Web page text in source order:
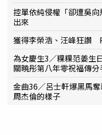
控單依純侵權「卻遭吳
出來
獲得李榮浩、汪峰狂讚
為女慶生3／粿粿范姜
關曉彤第八年零祝福傳分
金曲36／呂士軒爆黑馬
周杰倫的樣子